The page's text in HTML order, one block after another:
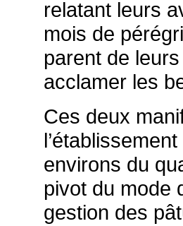
relatant leurs
mois de
parent de
acclamer les
Ces deux
environs du
pivot du mode
gestion des